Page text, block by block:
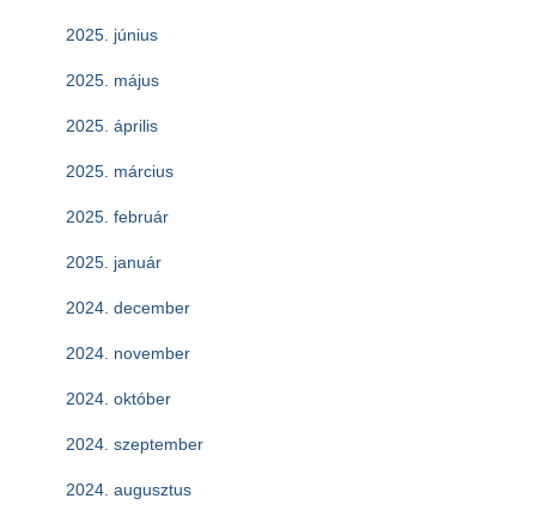
2025. június
2025. május
2025. április
2025. március
2025. február
2025. január
2024. december
2024. november
2024. október
2024. szeptember
2024. augusztus